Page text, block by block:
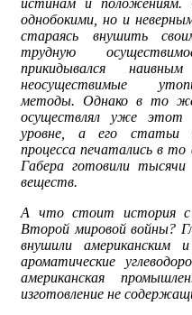
однобокими, но и
стараясь внушить
трудную
прикидывался
неосуществимые
методы. Однако в то же
осуществлял уже этот
уровне, а его статьи
процесса печатались в
Габера готовили
веществ.
А что стоит история с
Второй мировой войны?
внушили американским
ароматические
американская
изготовление не